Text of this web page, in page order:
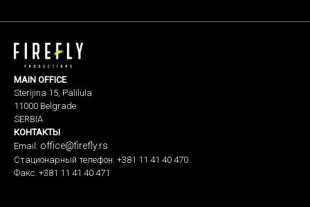
MAIN OFFICE
Sterijina 15, Palilula
11000 Belgrade
SERBIA
КОНТАКТЫ
Email: office@firefly.rs
Стационарный телефон: +381 11 41 40 470
Факс: +381 11 41 40 471